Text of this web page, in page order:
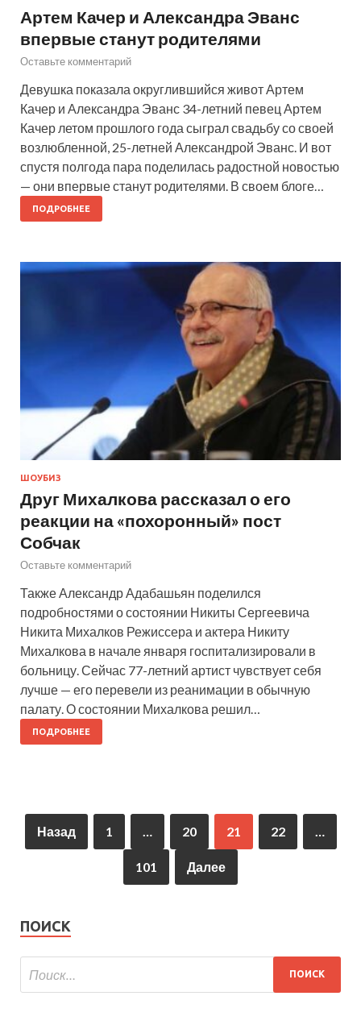
Артем Качер и Александра Эванс
впервые станут родителями
Оставьте комментарий
Девушка показала округлившийся живот Артем
Качер и Александра Эванс 34-летний певец Артем
Качер летом прошлого года сыграл свадьбу со своей
возлюбленной, 25-летней Александрой Эванс. И вот
спустя полгода пара поделилась радостной новостью
— они впервые станут родителями. В своем блоге…
ПОДРОБНЕЕ
ШОУБИЗ
Друг Михалкова рассказал о его
реакции на «похоронный» пост
Собчак
Оставьте комментарий
Также Александр Адабашьян поделился
подробностями о состоянии Никиты Сергеевича
Никита Михалков Режиссера и актера Никиту
Михалкова в начале января госпитализировали в
больницу. Сейчас 77-летний артист чувствует себя
лучше — его перевели из реанимации в обычную
палату. О состоянии Михалкова решил…
ПОДРОБНЕЕ
Назад 1 20 21 22
101 Далее
ПОИСК